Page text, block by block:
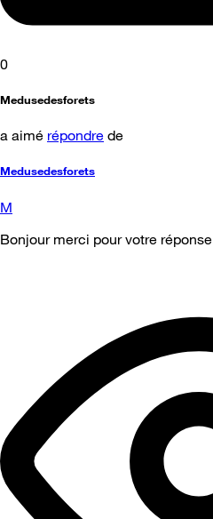
0
Medusedesforets
a aimé répondre de
Medusedesforets
M
Bonjour merci pour votre réponse